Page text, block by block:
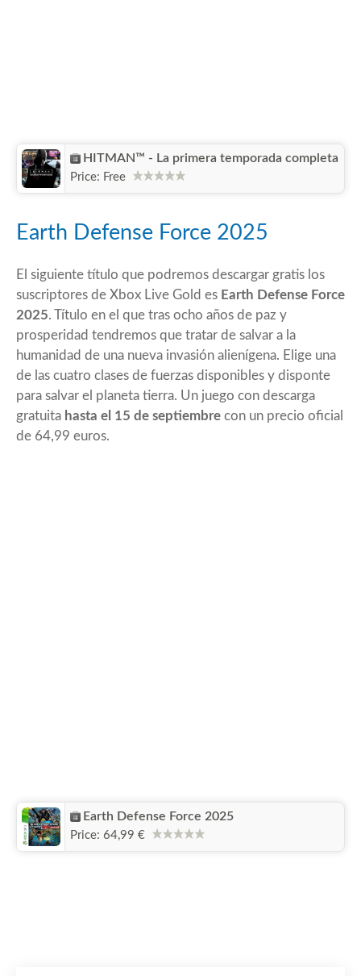
HITMAN™ - La primera temporada completa
Price: Free
Earth Defense Force 2025
El siguiente título que podremos descargar gratis los
suscriptores de Xbox Live Gold es Earth Defense Force
2025. Título en el que tras ocho años de paz y
prosperidad tendremos que tratar de salvar a la
humanidad de una nueva invasión alienígena. Elige una
de las cuatro clases de fuerzas disponibles y disponte
para salvar el planeta tierra. Un juego con descarga
gratuita hasta el 15 de septiembre con un precio oficial
de 64,99 euros.
Earth Defense Force 2025
Price: 64,99 €